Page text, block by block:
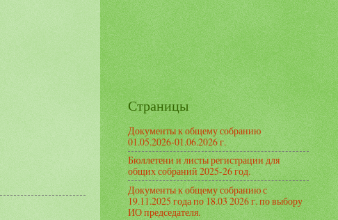
Страницы
Документы к общему собранию
01.05.2026-01.06.2026 г.
Бюллетени и листы регистрации для
общих собраний 2025-26 год.
Документы к общему собранию с
19.11.2025 года по 18.03 2026 г. по выбору
ИО председателя.